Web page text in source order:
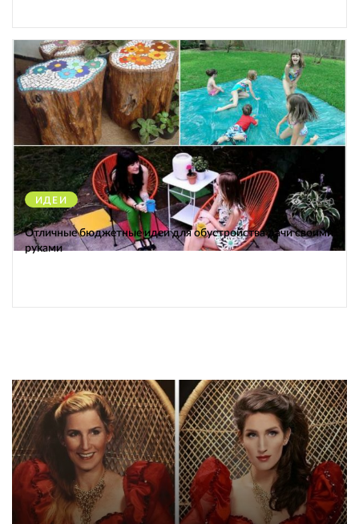
ИДЕИ 38560
Отличные бюджетные идеи для обустройства дачи своими
руками